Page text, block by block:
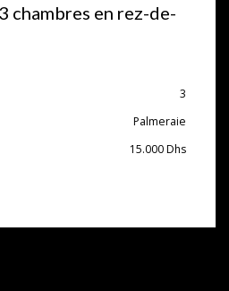
chambres en rez-de-
3
Palmeraie
15.000Dhs